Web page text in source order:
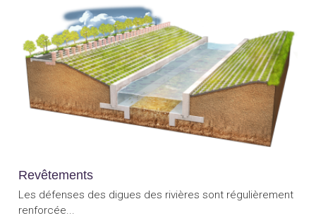
Revêtements
Les défenses des digues des rivières sont régulièrement
renforcée...